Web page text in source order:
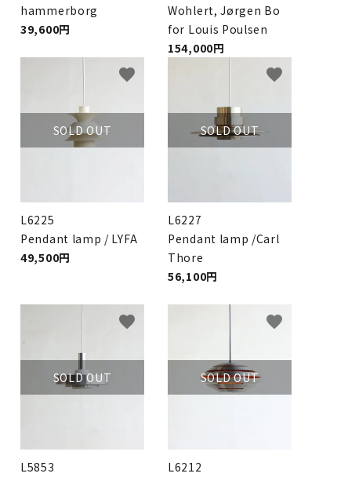
hammerborg
39,600円
Wohlert, Jørgen Bo
for Louis Poulsen
154,000円
SOLD OUT
L6225
Pendant lamp / LYFA
49,500円
favorite
SOLD OUT
L6227
Pendant lamp /Carl
Thore
56,100円
favorite
SOLD OUT
L5853
favorite
SOLD OUT
L6212
favorite